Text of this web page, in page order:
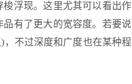
浮现。这里尤其可以看出作
有了更大的宽容度。若要说
不过深度和广度也在某种程